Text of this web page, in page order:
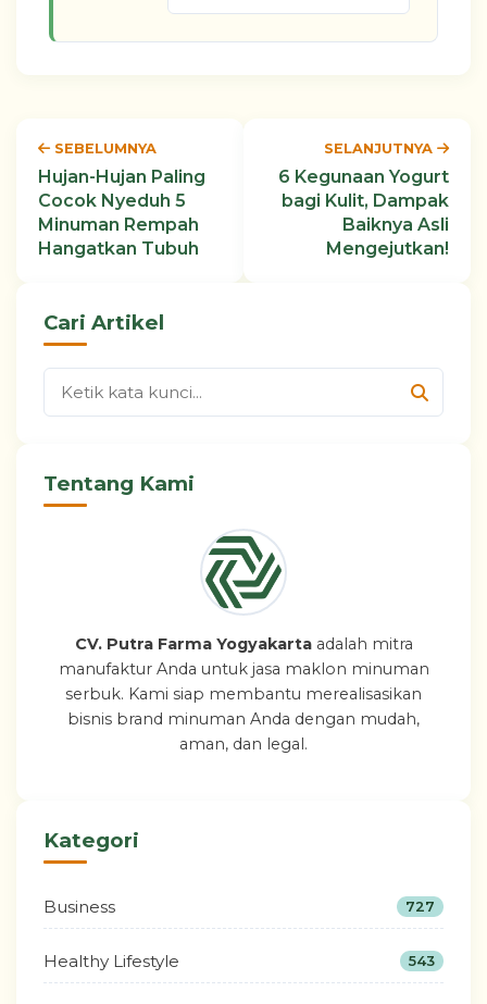
SEBELUMNYA
Hujan-Hujan Paling
Cocok Nyeduh 5
Minuman Rempah
Hangatkan Tubuh
SELANJUTNYA
6 Kegunaan Yogurt
bagi Kulit, Dampak
Baiknya Asli
Mengejutkan!
Cari Artikel
Tentang Kami
CV. Putra Farma Yogyakartaadalah mitra
manufaktur Anda untuk jasa maklon minuman
serbuk. Kami siap membantu merealisasikan
bisnis brand minuman Anda dengan mudah,
aman, dan legal.
Kategori
Business 727
Healthy Lifestyle 543